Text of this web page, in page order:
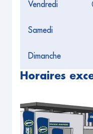
Vendredi
Samedi
Dimanche
Horaires